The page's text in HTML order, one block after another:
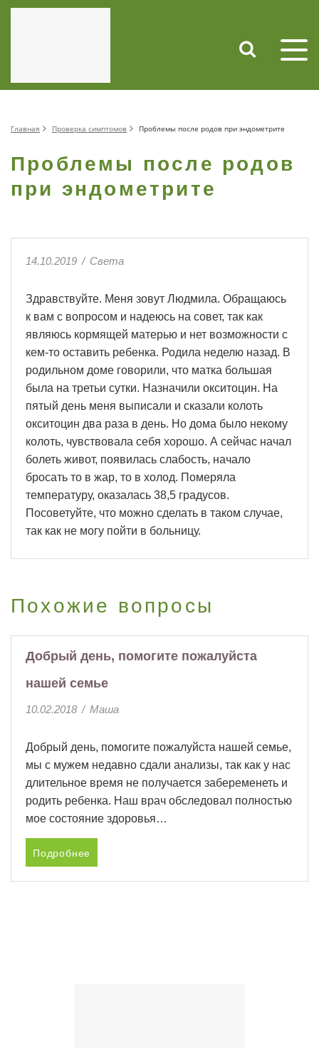
Главная Проверка симптомов Проблемы после родов при эндометрите
Проблемы после родов
при эндометрите
14.10.2019 / Света
Здравствуйте. Меня зовут Людмила. Обращаюсь
к вам с вопросом и надеюсь на совет, так как
являюсь кормящей матерью и нет возможности с
кем-то оставить ребенка. Родила неделю назад. В
родильном доме говорили, что матка большая
была на третьи сутки. Назначили окситоцин. На
пятый день меня выписали и сказали колоть
окситоцин два раза в день. Но дома было некому
колоть, чувствовала себя хорошо. А сейчас начал
болеть живот, появилась слабость, начало
бросать то в жар, то в холод. Померяла
температуру, оказалась 38,5 градусов.
Посоветуйте, что можно сделать в таком случае,
так как не могу пойти в больницу.
Похожие вопросы
Добрый день, помогите пожалуйста
нашей семье
10.02.2018 / Маша
Добрый день, помогите пожалуйста нашей семье,
мы с мужем недавно сдали анализы, так как у нас
длительное время не получается забеременеть и
родить ребенка. Наш врач обследовал полностью
мое состояние здоровья…
Подробнее